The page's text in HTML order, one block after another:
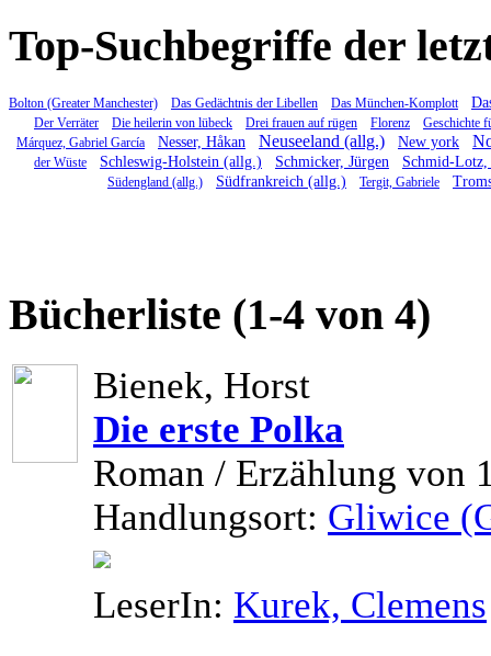
Top-Suchbegriffe der
Bolton (Greater Manchester) Das Gedächtnis der Libellen Das München-Komplott
Der Verräter Die heilerin von lübeck Drei frauen auf rügen Florenz
Geschichte
Márquez, Gabriel García
Nesser, Håkan Neuseeland (allg.) New york
der Wüste Schleswig-Holstein (allg.) Schmicker, Jürgen Schmid-Lotz,
Südengland (allg.) Südfrankreich (allg.) Tergit, Gabriele
Bücherliste (1-4 von 4)
Bienek, Horst
Die erste Polka
Roman / Erzählung von
Handlungsort: Gliwice
LeserIn: Kurek, Clemens